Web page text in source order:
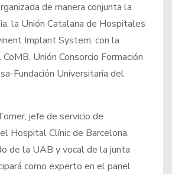
de manera conjunta la
la Unión Catalana de Hospitales
Implant System, con la
Unión Consorcio Formación
Fundación Universitaria del
jefe de servicio de
Hospital Clínic de Barcelona,
de la UAB y vocal de la junta
como experto en el panel